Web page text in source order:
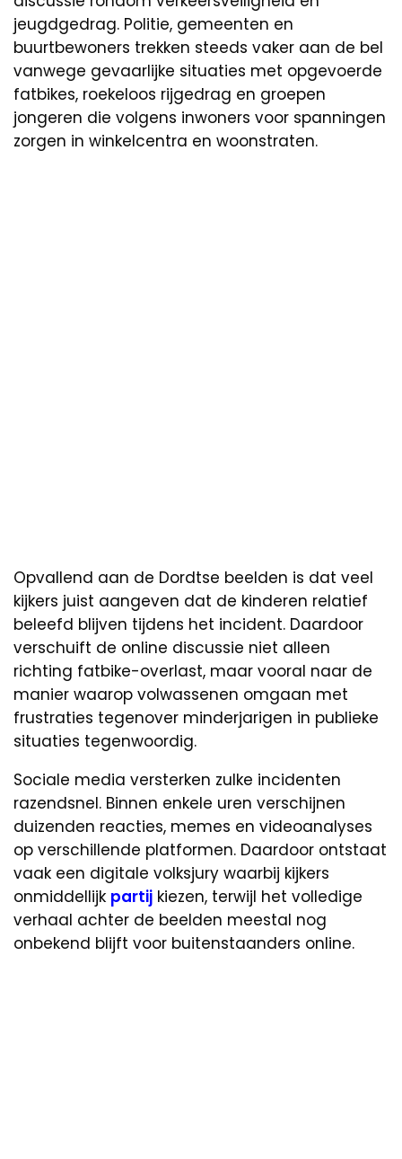
jeugdgedrag. Politie, gemeenten en
buurtbewoners trekken steeds vaker aan de bel
vanwege gevaarlijke situaties met opgevoerde
fatbikes, roekeloos rijgedrag en groepen
jongeren die volgens inwoners voor spanningen
zorgen in winkelcentra en woonstraten.
Opvallend aan de Dordtse beelden is dat veel
kijkers juist aangeven dat de kinderen relatief
beleefd blijven tijdens het incident. Daardoor
verschuift de online discussie niet alleen
richting fatbike-overlast, maar vooral naar de
manier waarop volwassenen omgaan met
frustraties tegenover minderjarigen in publieke
situaties tegenwoordig.
Sociale media versterken zulke incidenten
razendsnel. Binnen enkele uren verschijnen
duizenden reacties, memes en videoanalyses
op verschillende platformen. Daardoor ontstaat
vaak een digitale volksjury waarbij kijkers
onmiddellijk partij kiezen, terwijl het volledige
verhaal achter de beelden meestal nog
onbekend blijft voor buitenstaanders online.